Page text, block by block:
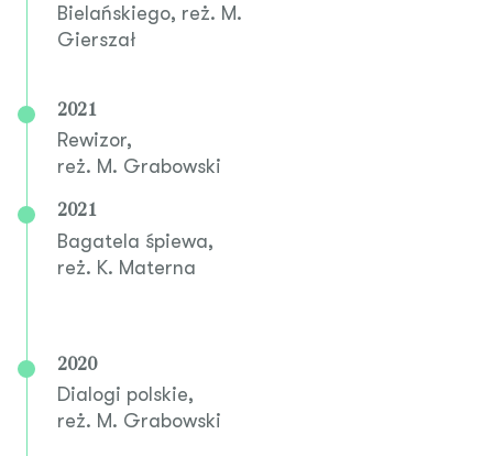
Bielańskiego, reż. M.
Gierszał
2021
Rewizor,
reż. M. Grabowski
2021
Bagatela śpiewa,
reż. K. Materna
2020
Dialogi polskie,
reż. M. Grabowski